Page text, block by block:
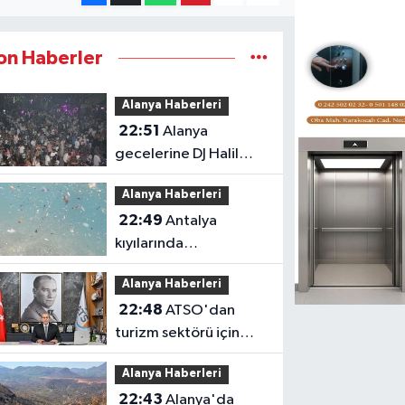
Haberler
Alanya Haberleri
22:51 Alanya
gecelerine DJ Halil
Vergin damga vuruyor
Alanya Haberleri
22:49 Antalya
kıyılarında
mikroplastik tehlikesi
büyüyor
Alanya Haberleri
22:48 ATSO'dan
turizm sektörü için
destek çağrısı:
"Kapsam
genişletilmeli"
Alanya Haberleri
22:43 Alanya'da